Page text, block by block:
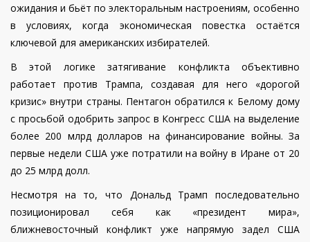
ожидания и бьёт по электоральным настроениям, особенно
в условиях, когда экономическая повестка остаётся
ключевой для американских избирателей.
В этой логике затягивание конфликта объективно
работает против Трампа, создавая для него «дорогой
кризис» внутри страны. Пентагон обратился к Белому дому
с просьбой одобрить запрос в Конгресс США на выделение
более 200 млрд долларов на финансирование войны. За
первые недели США уже потратили на войну в Иране от 20
до 25 млрд долл.
Несмотря на то, что Дональд Трамп последовательно
позиционировал себя как «президент мира»,
ближневосточный конфликт уже напрямую задел США